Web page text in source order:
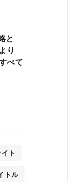
と
り
べて
ト
トル